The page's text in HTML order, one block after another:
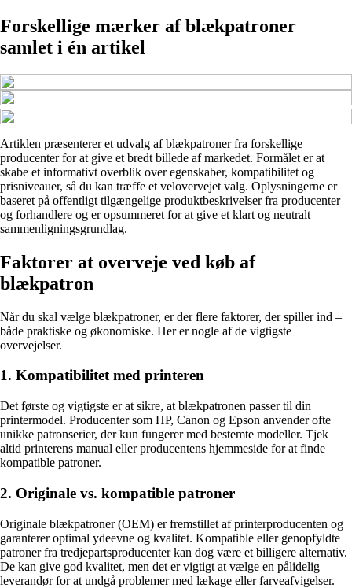
Forskellige mærker af blækpatroner
samlet i én artikel
Artiklen præsenterer et udvalg af blækpatroner fra forskellige
producenter for at give et bredt billede af markedet. Formålet er at
skabe et informativt overblik over egenskaber, kompatibilitet og
prisniveauer, så du kan træffe et velovervejet valg. Oplysningerne er
baseret på offentligt tilgængelige produktbeskrivelser fra producenter
og forhandlere og er opsummeret for at give et klart og neutralt
sammenligningsgrundlag.
Faktorer at overveje ved køb af
blækpatron
Når du skal vælge blækpatroner, er der flere faktorer, der spiller ind –
både praktiske og økonomiske. Her er nogle af de vigtigste
overvejelser.
1. Kompatibilitet med printeren
Det første og vigtigste er at sikre, at blækpatronen passer til din
printermodel. Producenter som HP, Canon og Epson anvender ofte
unikke patronserier, der kun fungerer med bestemte modeller. Tjek
altid printerens manual eller producentens hjemmeside for at finde
kompatible patroner.
2. Originale vs. kompatible patroner
Originale blækpatroner (OEM) er fremstillet af printerproducenten og
garanterer optimal ydeevne og kvalitet. Kompatible eller genopfyldte
patroner fra tredjepartsproducenter kan dog være et billigere alternativ.
De kan give god kvalitet, men det er vigtigt at vælge en pålidelig
leverandør for at undgå problemer med lækage eller farveafvigelser.